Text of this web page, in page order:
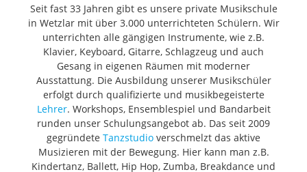
Seit fast 33 Jahren gibt es unsere private Musikschule
in Wetzlar mit über 3.000 unterrichteten Schülern. Wir
unterrichten alle gängigen Instrumente, wie z.B.
Klavier, Keyboard, Gitarre, Schlagzeug und auch
Gesang in eigenen Räumen mit moderner
Ausstattung. Die Ausbildung unserer Musikschüler
erfolgt durch qualifizierte und musikbegeisterte
Lehrer. Workshops, Ensemblespiel und Bandarbeit
runden unser Schulungsangebot ab. Das seit 2009
gegründete Tanzstudio verschmelzt das aktive
Musizieren mit der Bewegung. Hier kann man z.B.
Kindertanz, Ballett, Hip Hop, Zumba, Breakdance und